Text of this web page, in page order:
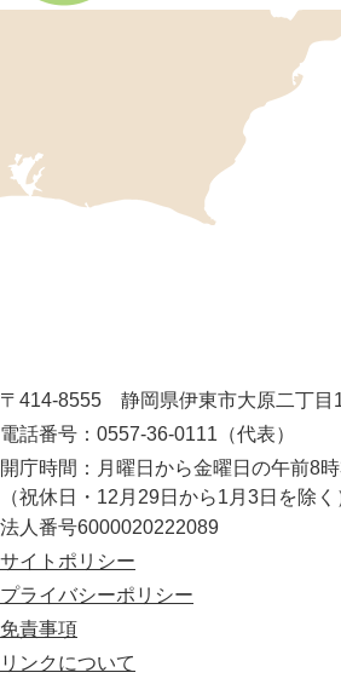
を
記
県
の
東
部
に
位
置
す
る
市
所
〒414-8555 静岡県伊東市大原二丁目
電話番号：0557-36-0111（代表）
開庁時間：月曜日から金曜日の午前8
（祝休日・12月29日から1月3日を除く
法人番号6000020222089
サイトポリシー
プライバシーポリシー
免責事項
リンクについて